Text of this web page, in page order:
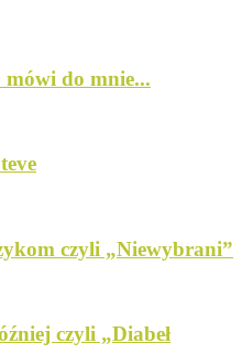
do mnie...
czyli „Niewybrani”
czyli „Diabeł